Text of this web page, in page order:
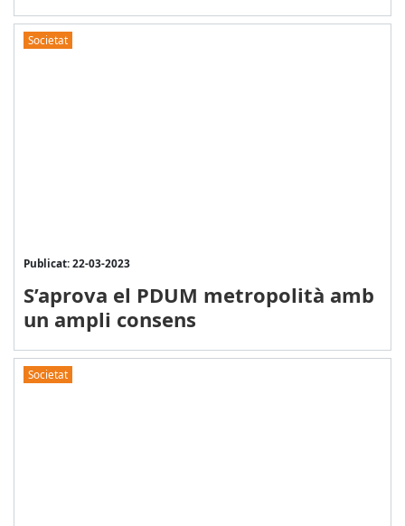
Societat
Publicat: 22-03-2023
S’aprova el PDUM metropolità amb
un ampli consens
Societat